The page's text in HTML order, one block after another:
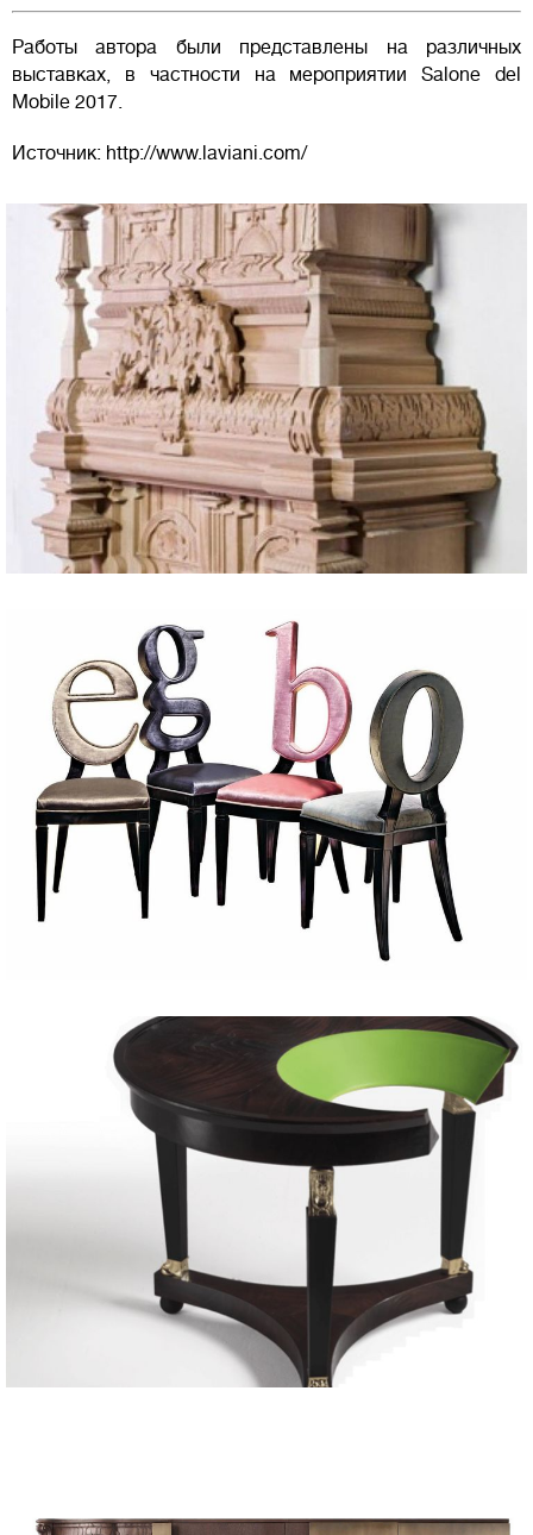
Работы автора были представлены на различных
выставках, в частности на мероприятии Salone del
Mobile 2017.
Источник: http://www.laviani.com/